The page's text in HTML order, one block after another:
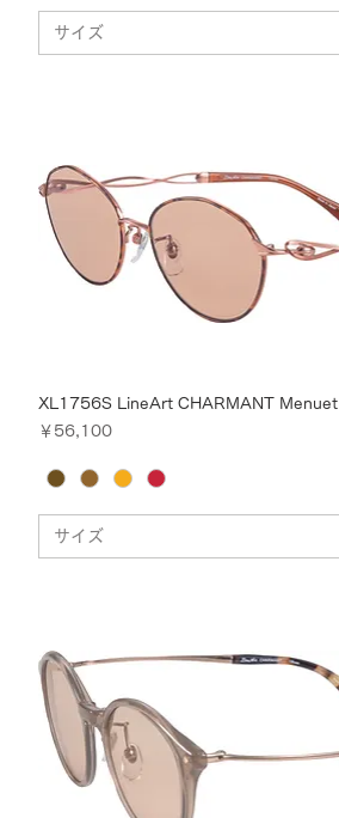
XL1756S LineArt CHARMANT Menuet
価格
￥56,100